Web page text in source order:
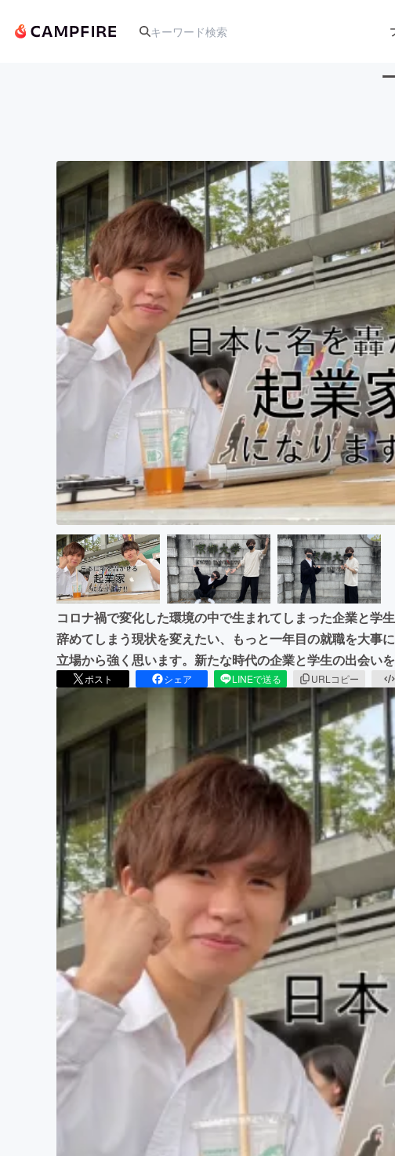
アート・写真 音楽
テクノロジー・ガジェット ゲ
映像・映画 書籍
ビジネス・起業 チャ
まちづくり・地域活性化
コロナ禍で変化した環境の中で生まれてしまった企業と学
辞めてしまう現状を変えたい、もっと一年目の就職を大事
立場から強く思います。新たな時代の企業と学生の出会い
ポスト シェア LINEで送る URLコピー